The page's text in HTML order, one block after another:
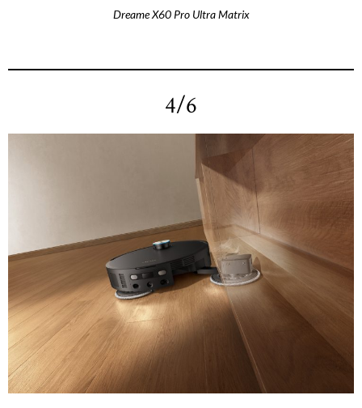
Dreame X60 Pro Ultra Matrix
4/6